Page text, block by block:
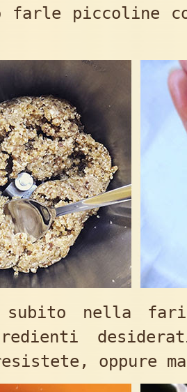
farle piccoline
subito nella
oppure